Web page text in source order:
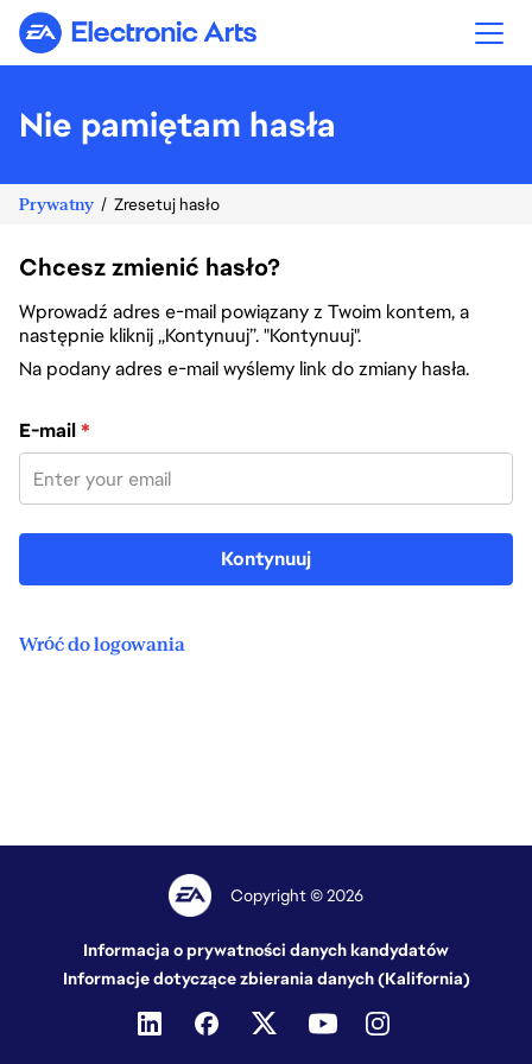
Electronic Arts
Nie pamiętam hasła
Prywatny Zresetuj hasło
Chcesz zmienić hasło?
Wprowadź adres e-mail powiązany z Twoim kontem, a
następnie kliknij „Kontynuuj”. "Kontynuuj".
Na podany adres e-mail wyślemy link do zmiany hasła.
Zresetuj hasło za pomocą adresu e-mail
E-mail*
Kontynuuj
Wróć do logowania
Copyright © 2026
Informacja o prywatności danych kandydatów
Informacje dotyczące zbierania danych (Kalifornia)